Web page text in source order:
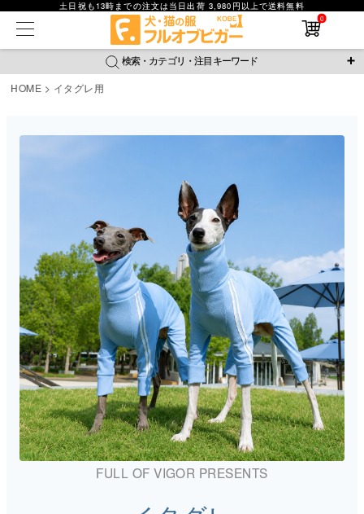
土日祝も13時までの注文は当日出荷 3,980円以上で送料無料
0
検索・カテゴリ・注目キーワード
ジャージ 防蚊 腹巻 撥水レイン ラッシュガード
新作アイテム
返品・交換について ご利用ガイド
在庫なし商品を表示しない
商品番号
検索
HOME イタグレ用
FULL OF VIGOR PRESENTS